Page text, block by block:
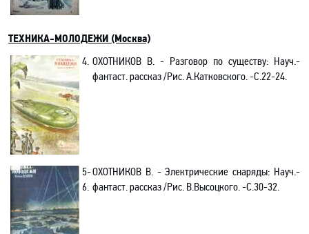
ТЕХНИКА-МОЛОДЕЖИ (Москва)
4. ОХОТНИКОВ В. - Разговор по существу: Науч.-
фантаст. рассказ /Рис. А.Катковского. -С.22-24.
5-
6.
ОХОТНИКОВ В. - Электрические снаряды: Науч.-
фантаст. рассказ /Рис. В.Высоцкого. -С.30-32.